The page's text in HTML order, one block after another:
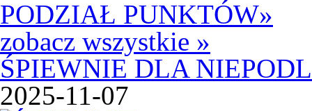
PODZIAŁ PUNKTÓW»
zobacz wszystkie »
ŚPIEWNIE DLA
2025-11-07